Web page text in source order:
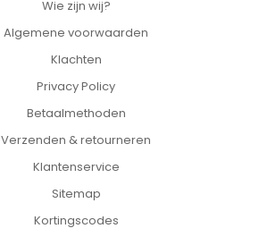
Wie zijn wij?
Algemene voorwaarden
Klachten
Privacy Policy
Betaalmethoden
Verzenden & retourneren
Klantenservice
Sitemap
Kortingscodes